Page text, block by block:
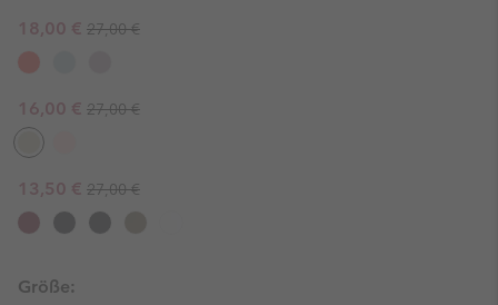
Sale price:
18,00 € Regular price:
27,00 €
Sale price:
16,00 € Regular price:
27,00 €
Sale price:
13,50 € Regular price:
27,00 €
Größe: